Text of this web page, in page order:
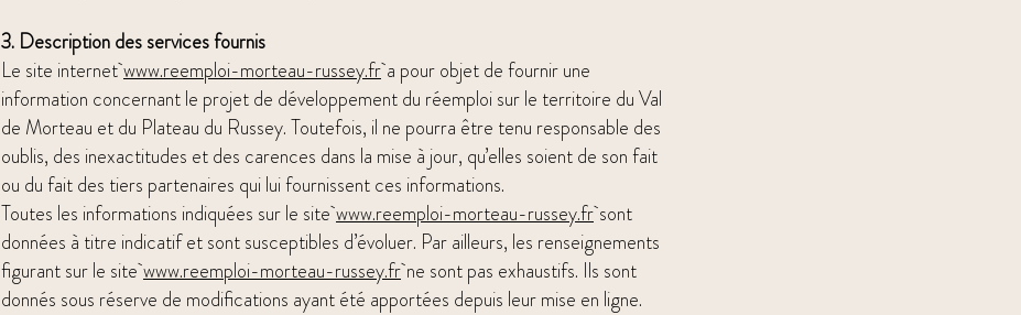
3. Description des services fournis
Le site internetwww.reemploi-morteau-russey.fra pour objet de fournir une
information concernant le projet de développement du réemploi sur le territoire du Val
de Morteau et du Plateau du Russey. Toutefois, il ne pourra être tenu responsable des
oublis, des inexactitudes et des carences dans la mise à jour, qu’elles soient de son fait
ou du fait des tiers partenaires qui lui fournissent ces informations.
Toutes les informations indiquées sur le sitewww.reemploi-morteau-russey.frsont
données à titre indicatif et sont susceptibles d’évoluer. Par ailleurs, les renseignements
figurant sur le sitewww.reemploi-morteau-russey.frne sont pas exhaustifs. Ils sont
donnés sous réserve de modifications ayant été apportées depuis leur mise en ligne.